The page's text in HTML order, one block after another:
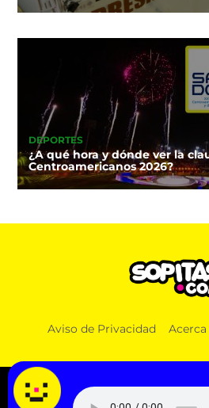
DEPORTES
¿A qué hora y dónde ver la
Centroamericanos 2026?
¡Apúntale bien! Así puedes
Aviso de Privacidad
© 2026 SOPITAS.COM - MÚSICA, NOTICIAS,